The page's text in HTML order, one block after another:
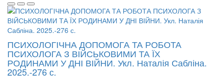
ПСИХОЛОГІЧНА ДОПОМОГА ТА РОБОТА
ПСИХОЛОГА З ВІЙСЬКОВИМИ ТА ЇХ
РОДИНАМИ У ДНІ ВІЙНИ. Укл. Наталія Сабліна.
2025.-276 с.